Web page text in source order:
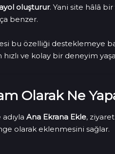
oluşturur. Yani site hâlâ
benzer.
bu özelliği desteklemeye
ve kolay bir deneyim
Olarak Ne
Ana Ekrana Ekle,
olarak eklenmesini sağlar.